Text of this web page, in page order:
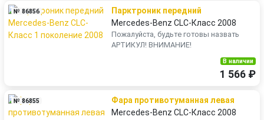
№ 86856
Парктроник передний
Mercedes-Benz CLC-Класс 2008
Пожалуйста, будьте готовы назвать
АРТИКУЛ! ВНИМАНИЕ!
В наличии
1 566 ₽
№ 86855
Фара противотуманная левая
Mercedes-Benz CLC-Класс 2008